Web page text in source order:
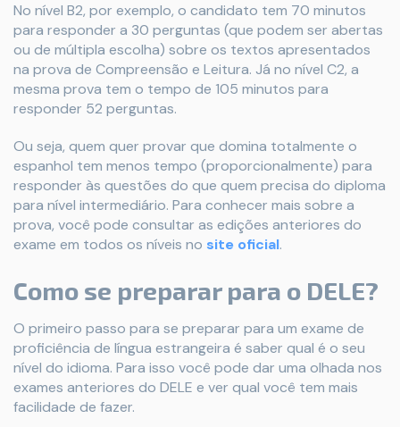
No nível B2, por exemplo, o candidato tem 70 minutos
para responder a 30 perguntas (que podem ser abertas
ou de múltipla escolha) sobre os textos apresentados
na prova de Compreensão e Leitura. Já no nível C2, a
mesma prova tem o tempo de 105 minutos para
responder 52 perguntas.
Ou seja, quem quer provar que domina totalmente o
espanhol tem menos tempo (proporcionalmente) para
responder às questões do que quem precisa do diploma
para nível intermediário. Para conhecer mais sobre a
prova, você pode consultar as edições anteriores do
exame em todos os níveis no site oficial.
Como se preparar para o DELE?
O primeiro passo para se preparar para um exame de
proficiência de língua estrangeira é saber qual é o seu
nível do idioma. Para isso você pode dar uma olhada nos
exames anteriores do DELE e ver qual você tem mais
facilidade de fazer.